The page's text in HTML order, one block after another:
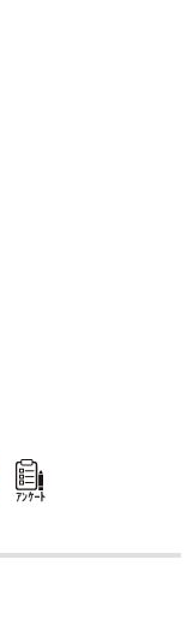
ｱﾝｹｰﾄ